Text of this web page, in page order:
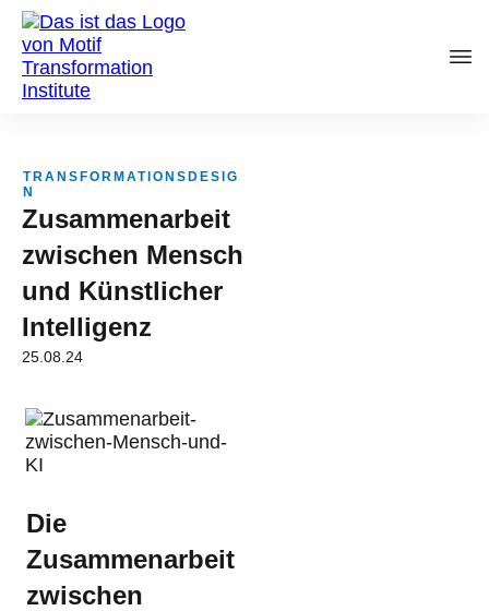
TRANSFORMATIONSDESIG
N
Zusammenarbeit
zwischen Mensch
und Künstlicher
Intelligenz
25.08.24
Die
Zusammenarbeit
zwischen